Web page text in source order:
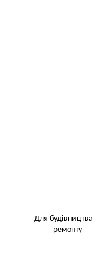
Для будівництва
ремонту